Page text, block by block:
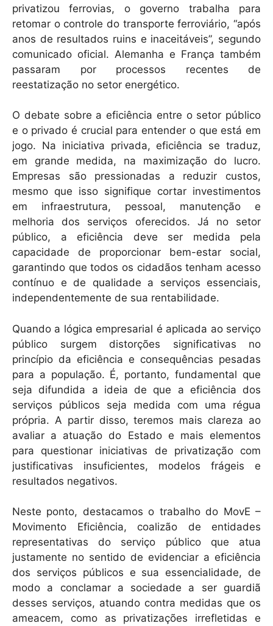
privatizou ferrovias, o governo trabalha para
retomar o controle do transporte ferroviário, “após
anos de resultados ruins e inaceitáveis”, segundo
comunicado oficial. Alemanha e França também
passaram por processos recentes de
reestatização no setor energético.
O debate sobre a eficiência entre o setor público
e o privado é crucial para entender o que está em
jogo. Na iniciativa privada, eficiência se traduz,
em grande medida, na maximização do lucro.
Empresas são pressionadas a reduzir custos,
mesmo que isso signifique cortar investimentos
em infraestrutura, pessoal, manutenção e
melhoria dos serviços oferecidos. Já no setor
público, a eficiência deve ser medida pela
capacidade de proporcionar bem-estar social,
garantindo que todos os cidadãos tenham acesso
contínuo e de qualidade a serviços essenciais,
independentemente de sua rentabilidade.
Quando a lógica empresarial é aplicada ao serviço
público surgem distorções significativas no
princípio da eficiência e consequências pesadas
para a população. É, portanto, fundamental que
seja difundida a ideia de que a eficiência dos
serviços públicos seja medida com uma régua
própria. A partir disso, teremos mais clareza ao
avaliar a atuação do Estado e mais elementos
para questionar iniciativas de privatização com
justificativas insuficientes, modelos frágeis e
resultados negativos.
Neste ponto, destacamos o trabalho do MovE –
Movimento Eficiência, coalizão de entidades
representativas do serviço público que atua
justamente no sentido de evidenciar a eficiência
dos serviços públicos e sua essencialidade, de
modo a conclamar a sociedade a ser guardiã
desses serviços, atuando contra medidas que os
ameacem, como as privatizações irrefletidas e